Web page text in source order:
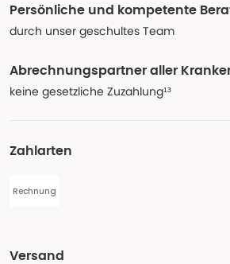
Persönliche und kompetente
durch unser geschultes Team
Abrechnungspartner aller
keine gesetzliche Zuzahlung¹³
Zahlarten
Rechnung
Versand